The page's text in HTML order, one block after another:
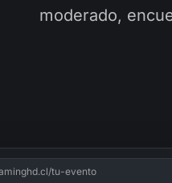
moderado,
tu-evento